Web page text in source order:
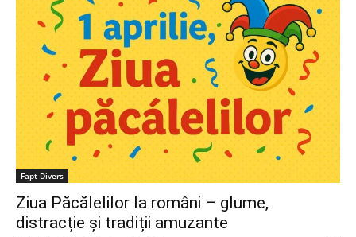
Fapt Divers
Ziua Păcălelilor la români – glume,
distracție și tradiții amuzante